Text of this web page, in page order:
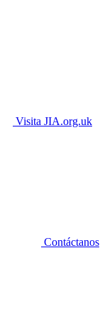
Visita JIA.org.uk
Contáctanos